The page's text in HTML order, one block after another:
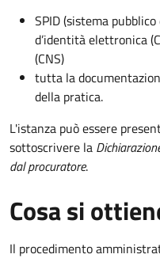
SPID (sistema
d’identità elettronica
(CNS)
tutta la
della pratica.
L'istanza può essere
sottoscrivere la
dal procuratore.
Cosa si
Il procedimento